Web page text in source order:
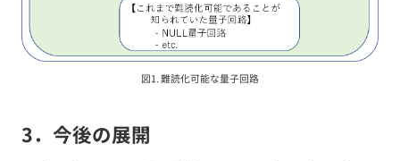
図1. 難読化可能な量子回路
3．今後の展開